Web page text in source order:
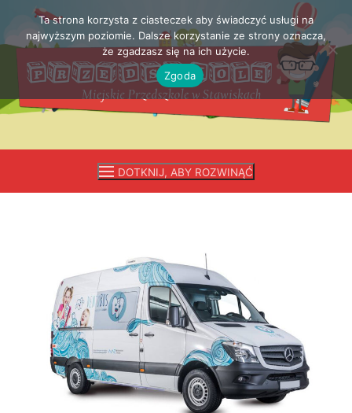
Przejdź
treści
DOTKNIJ, ABY ROZWINĄĆ
Ta strona korzysta z ciasteczek aby świadczyć usługi na
najwyższym poziomie. Dalsze korzystanie ze strony oznacza,
że zgadzasz się na ich użycie.
Zgoda